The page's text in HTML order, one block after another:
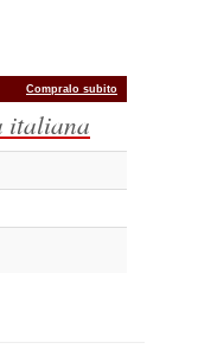
Compralo subito
italiana